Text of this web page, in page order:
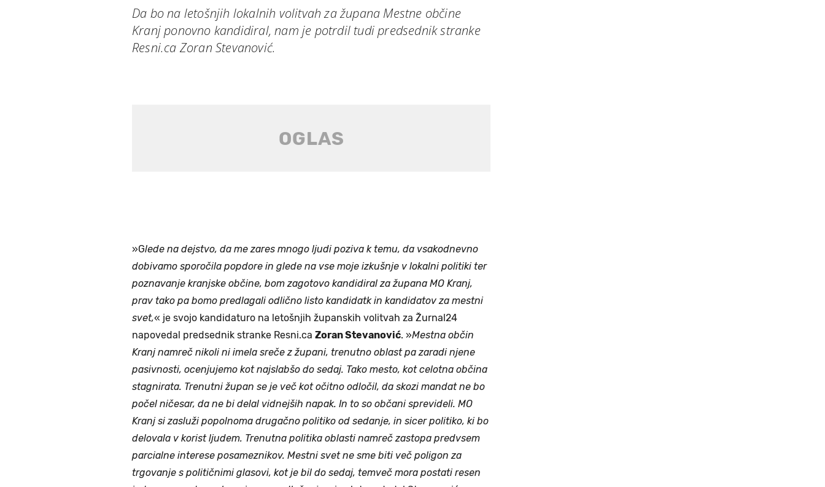
Da bo na letošnjih lokalnih volitvah za župana Mestne občine
Kranj ponovno kandidiral, nam je potrdil tudi predsednik stranke
Resni.ca Zoran Stevanović.
»Glede na dejstvo, da me zares mnogo ljudi poziva k temu, da vsakodnevno
dobivamo sporočila popdore in glede na vse moje izkušnje v lokalni politiki ter
poznavanje kranjske občine, bom zagotovo kandidiral za župana MO Kranj,
prav tako pa bomo predlagali odlično listo kandidatk in kandidatov za mestni
svet,« je svojo kandidaturo na letošnjih županskih volitvah za Žurnal24
napovedal predsednik stranke Resni.ca Zoran Stevanović. »Mestna občin
Kranj namreč nikoli ni imela sreče z župani, trenutno oblast pa zaradi njene
pasivnosti, ocenjujemo kot najslabšo do sedaj. Tako mesto, kot celotna občina
stagnirata. Trenutni župan se je več kot očitno odločil, da skozi mandat ne bo
počel ničesar, da ne bi delal vidnejših napak. In to so občani sprevideli. MO
Kranj si zasluži popolnoma drugačno politiko od sedanje, in sicer politiko, ki bo
delovala v korist ljudem. Trenutna politika oblasti namreč zastopa predvsem
parcialne interese posameznikov. Mestni svet ne sme biti več poligon za
trgovanje s političnimi glasovi, kot je bil do sedaj, temveč mora postati resen